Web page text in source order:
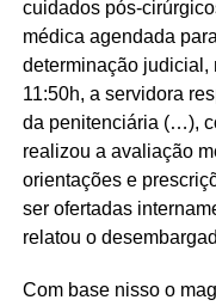
cuidados pós-
médica agendada
determinação judicial,
11:50h, a servidora
da penitenciária (…),
realizou a avaliação
orientações e
ser ofertadas
relatou o
Com base nisso o